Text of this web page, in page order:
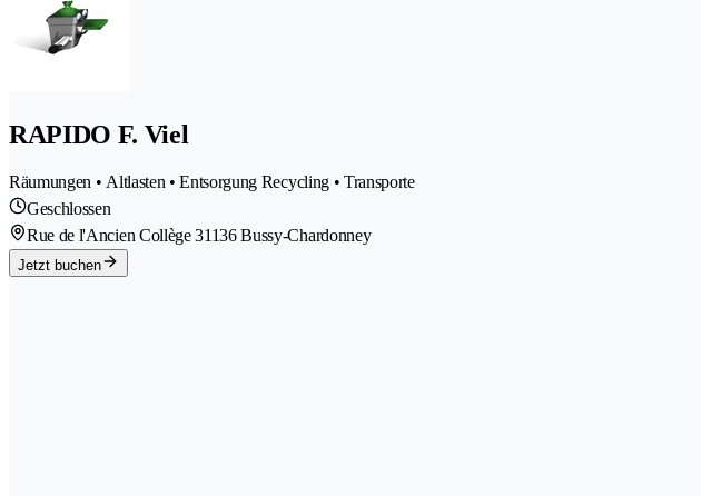
RAPIDO F. Viel
Räumungen • Altlasten • Entsorgung Recycling • Transporte
Geschlossen
Rue de l'Ancien Collège 31136 Bussy-Chardonney
Jetzt buchen